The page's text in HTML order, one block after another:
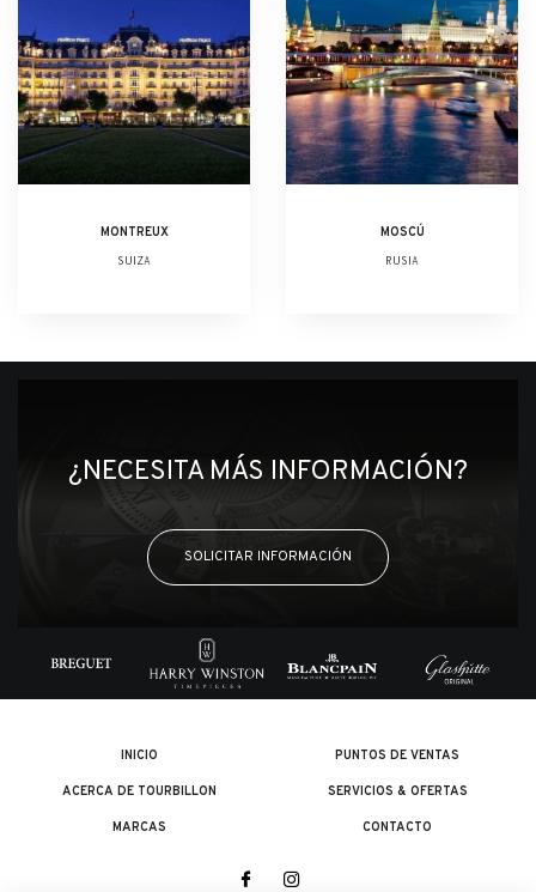
MONTREUX
SUIZA
MOSCÚ
RUSIA
¿NECESITA MÁS INFORMACIÓN?
SOLICITAR INFORMACIÓN
INICIO
ACERCA DE TOURBILLON
MARCAS
PUNTOS DE VENTAS
SERVICIOS & OFERTAS
CONTACTO